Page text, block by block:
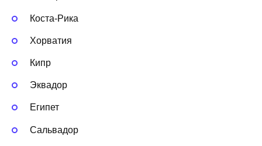
Коста-Рика
Хорватия
Кипр
Эквадор
Египет
Сальвадор